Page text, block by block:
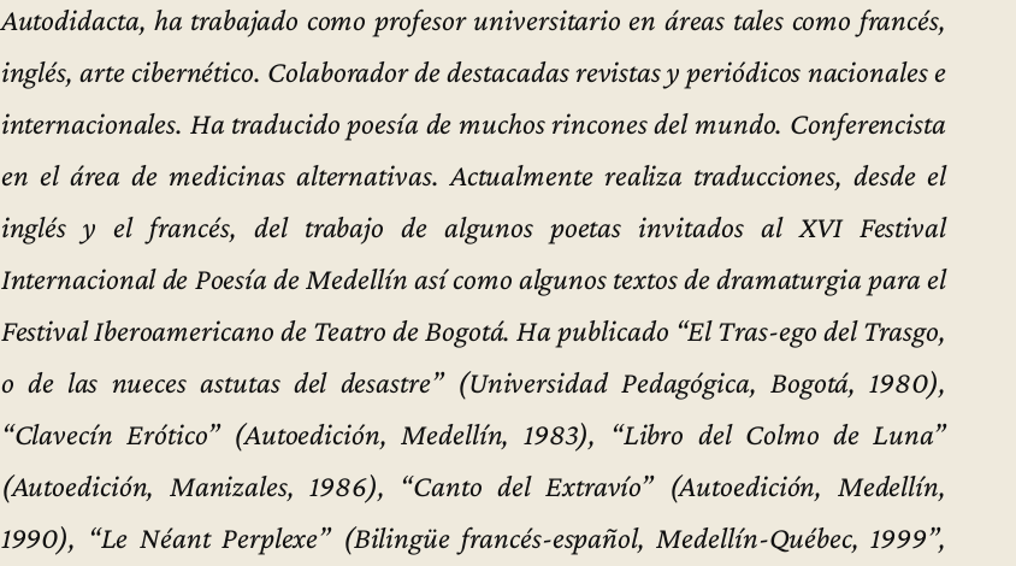
Autodidacta, ha trabajado como profesor universitario en áreas tales como francés,
inglés, arte cibernético. Colaborador de destacadas revistas y periódicos nacionales e
internacionales. Ha traducido poesía de muchos rincones del mundo. Conferencista
en el área de medicinas alternativas. Actualmente realiza traducciones, desde el
inglés y el francés, del trabajo de algunos poetas invitados al XVI Festival
Internacional de Poesía de Medellín así como algunos textos de dramaturgia para el
Festival Iberoamericano de Teatro de Bogotá. Ha publicado “El Tras-ego del Trasgo,
o de las nueces astutas del desastre” (Universidad Pedagógica, Bogotá, 1980),
“Clavecín Erótico” (Autoedición, Medellín, 1983), “Libro del Colmo de Luna”
(Autoedición, Manizales, 1986), “Canto del Extravío” (Autoedición, Medellín,
1990), “Le Néant Perplexe” (Bilingüe francés-español, Medellín-Québec, 1999”,